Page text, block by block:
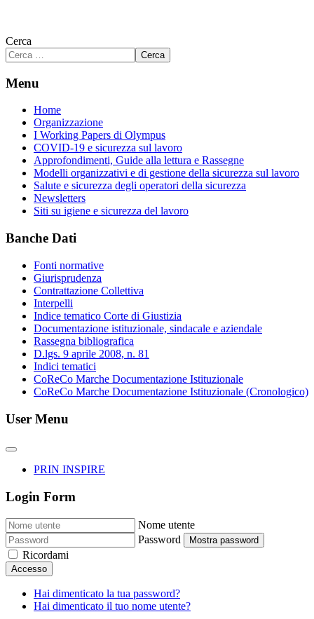
Cerca
Cerca
Menu
Home
Organizzazione
I Working Papers di Olympus
COVID-19 e sicurezza sul lavoro
Approfondimenti, Guide alla lettura e Rassegne
Modelli organizzativi e di gestione della sicurezza sul lavoro
Salute e sicurezza degli operatori della sicurezza
Newsletters
Siti su igiene e sicurezza del lavoro
Banche Dati
Fonti normative
Giurisprudenza
Contrattazione Collettiva
Interpelli
Indice tematico Corte di Giustizia
Documentazione istituzionale, sindacale e aziendale
Rassegna bibliografica
D.lgs. 9 aprile 2008, n. 81
Indici tematici
CoReCo Marche Documentazione Istituzionale
CoReCo Marche Documentazione Istituzionale (Cronologico)
User Menu
PRIN INSPIRE
Login Form
Nome utente
Password
Mostra password
Ricordami
Accesso
Hai dimenticato la tua password?
Hai dimenticato il tuo nome utente?